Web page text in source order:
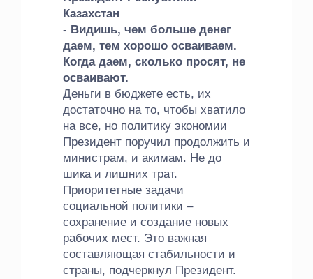
Казахстан
- Видишь, чем больше денег
даем, тем хорошо осваиваем.
Когда даем, сколько просят, не
осваивают.
Деньги в бюджете есть, их
достаточно на то, чтобы хватило
на все, но политику экономии
Президент поручил продолжить и
министрам, и акимам. Не до
шика и лишних трат.
Приоритетные задачи
социальной политики –
сохранение и создание новых
рабочих мест. Это важная
составляющая стабильности и
страны, подчеркнул Президент.